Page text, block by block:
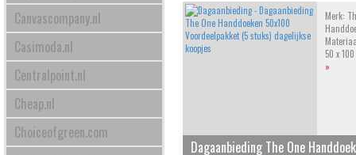
Canvascompany.nl
Casimoda.nl
Centralpoint.nl
Cheap.nl
Choiceofgreen.com
Merk:
50 x
»
Dagaanbieding The One